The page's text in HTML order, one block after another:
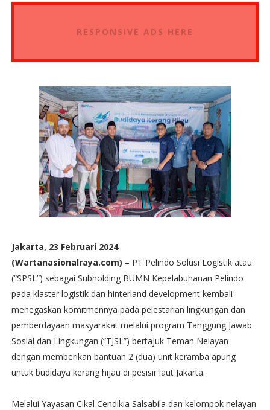
RESPONSIVE ADS HERE
Jakarta, 23 Februari 2024
(Wartanasionalraya.com) – PT Pelindo Solusi Logistik atau
(“SPSL”) sebagai Subholding BUMN Kepelabuhanan Pelindo
pada klaster logistik dan hinterland development kembali
menegaskan komitmennya pada pelestarian lingkungan dan
pemberdayaan masyarakat melalui program Tanggung Jawab
Sosial dan Lingkungan (“TJSL”) bertajuk Teman Nelayan
dengan memberikan bantuan 2 (dua) unit keramba apung
untuk budidaya kerang hijau di pesisir laut Jakarta.
Melalui Yayasan Cikal Cendikia Salsabila dan kelompok nelayan